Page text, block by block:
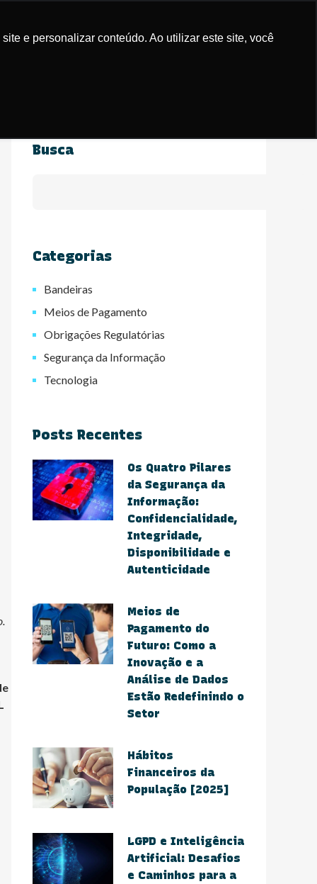
e personalizar conteúdo. Ao utilizar este site, você
Casos de Sucesso Blog Contato
Busca
Categorias
Bandeiras
Meios de Pagamento
Obrigações Regulatórias
Segurança da Informação
Tecnologia
Posts Recentes
Os Quatro Pilares
da Segurança da
Informação:
Confidencialidade,
Integridade,
Disponibilidade e
Autenticidade
Meios de
Pagamento do
Futuro: Como a
Inovação e a
Análise de Dados
Estão Redefinindo o
Setor​
Hábitos
Financeiros da
População [2025]
​LGPD e Inteligência
Artificial: Desafios
e Caminhos para a